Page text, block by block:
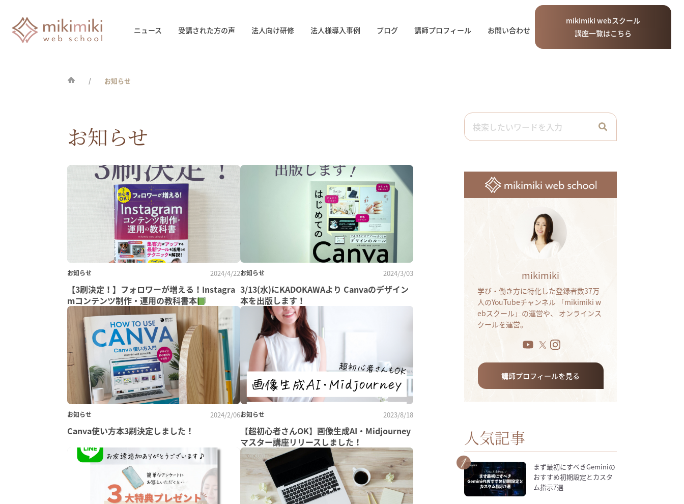
ニュース 受講された方の声 法人向け研修 法人様導入事例 ブログ 講師プロフィール お問い合わせ
mikimiki webスクール
講座一覧はこちら
お知らせ
お知らせ
お知らせ 2024/4/22
【3刷決定！】フォロワーが増える！Instagra
mコンテンツ制作・運用の教科書本
お知らせ 2024/3/03
3/13(水)にKADOKAWAより Canvaのデザイン
本を出版します！
お知らせ 2024/2/06
Canva使い方本3刷決定しました！
お知らせ 2023/8/18
【超初心者さんOK】画像生成AI・Midjourney
マスター講座リリースしました！
mikimiki
学び・働き方に特化した登録者数37万
人のYouTubeチャンネル 「mikimiki w
ebスクール」の運営や、 オンラインス
クールを運営。
講師プロフィールを見る
人気記事
まず最初にすべきGeminiの
おすすめ初期設定とカスタ
ム指示7選